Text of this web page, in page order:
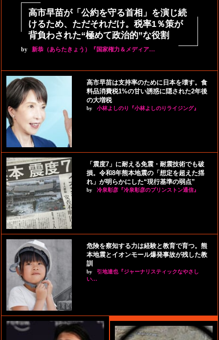
高市早苗が「公約を守る首相」を演じ続
けるため、ただそれだけ。税率1％策が
背負わされた“極めて政治的”な役割
by 新恭（あらたきょう）『国家権力＆メディア…
高市早苗は支持率のために日本を壊す。食
料品消費税1%の甘い誘惑に隠された2年後
の大増税
by 小林よしのり『小林よしのりライジング』
「震度7」に耐える免震・耐震技術でも破
損。令和8年熊本地震の「想定を超えた揺
れ」が明らかにした“現行基準の弱点”
by 冷泉彰彦『冷泉彰彦のプリンストン通信』
危険を察知する力は経験と教育で育つ。熊
本地震とイオンモール爆発事故が残した教
訓
by
引地達也『ジャーナリスティックなやさし
い…